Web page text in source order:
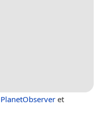
PlanetObserver et